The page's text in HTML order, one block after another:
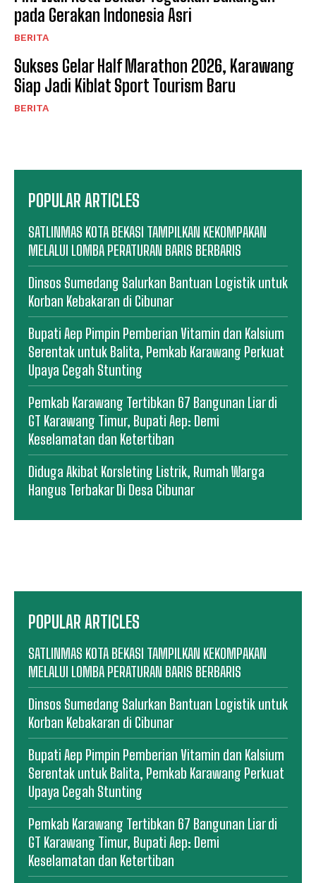
pada Gerakan Indonesia Asri
BERITA
Sukses Gelar Half Marathon 2026, Karawang
Siap Jadi Kiblat Sport Tourism Baru ​
BERITA
POPULAR ARTICLES
SATLINMAS KOTA BEKASI TAMPILKAN KEKOMPAKAN
MELALUI LOMBA PERATURAN BARIS BERBARIS
Dinsos Sumedang Salurkan Bantuan Logistik untuk
Korban Kebakaran di Cibunar
Bupati Aep Pimpin Pemberian Vitamin dan Kalsium
Serentak untuk Balita, Pemkab Karawang Perkuat
Upaya Cegah Stunting
Pemkab Karawang Tertibkan 67 Bangunan Liar di
GT Karawang Timur, Bupati Aep: Demi
Keselamatan dan Ketertiban
Diduga Akibat Korsleting Listrik, Rumah Warga
Hangus Terbakar Di Desa Cibunar
POPULAR ARTICLES
SATLINMAS KOTA BEKASI TAMPILKAN KEKOMPAKAN
MELALUI LOMBA PERATURAN BARIS BERBARIS
Dinsos Sumedang Salurkan Bantuan Logistik untuk
Korban Kebakaran di Cibunar
Bupati Aep Pimpin Pemberian Vitamin dan Kalsium
Serentak untuk Balita, Pemkab Karawang Perkuat
Upaya Cegah Stunting
Pemkab Karawang Tertibkan 67 Bangunan Liar di
GT Karawang Timur, Bupati Aep: Demi
Keselamatan dan Ketertiban